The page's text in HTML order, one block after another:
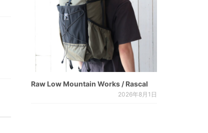
Raw Low Mountain Works / Rascal
2026年8月1日